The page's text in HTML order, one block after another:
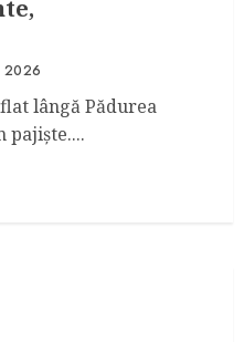
2026
lângă Pădurea
pajişte....